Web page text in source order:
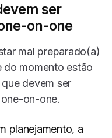
ser
on-one
mal preparado(a)
do momento estão
devem ser
on-one.
planejamento, a